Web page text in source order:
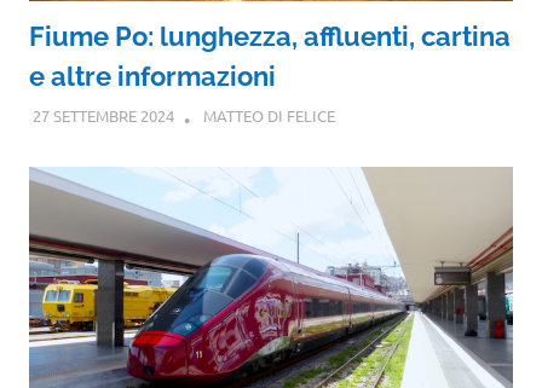
Fiume Po: lunghezza, affluenti, cartina
e altre informazioni
27 SETTEMBRE 2024 MATTEO DI FELICE